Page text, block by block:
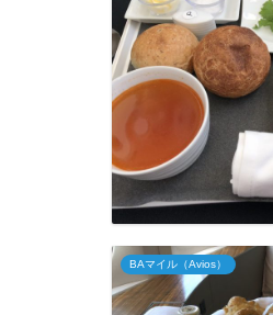
BAマイル（Avios）